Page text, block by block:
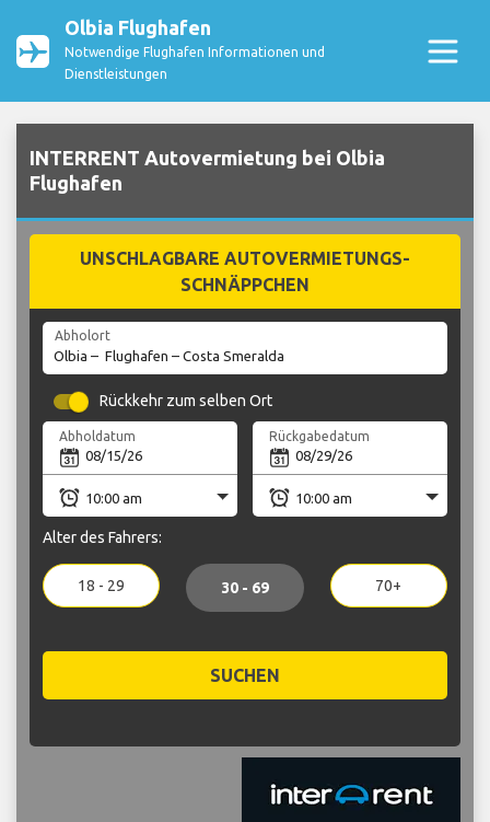
Olbia Flughafen
Notwendige Flughafen Informationen und
Dienstleistungen
INTERRENT Autovermietung bei Olbia
Flughafen
UNSCHLAGBARE AUTOVERMIETUNGS-
SCHNÄPPCHEN
Abholort
Rückkehr zum selben Ort
Abholdatum Rückgabedatum
Alter des Fahrers:
18 - 29 30 - 69 70+
SUCHEN